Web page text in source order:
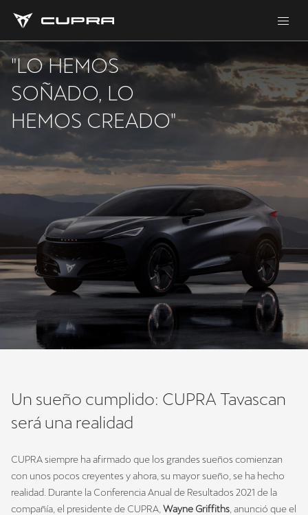
"LO HEMOS
SOÑADO, LO
HEMOS CREADO"
Un sueño cumplido: CUPRA Tavascan
será una realidad
CUPRA siempre ha afirmado que los grandes sueños comienzan
con unos pocos creyentes y ahora, su mayor sueño, se ha hecho
realidad. Durante la Conferencia Anual de Resultados 2021 de la
compañía, el presidente de CUPRA, Wayne Griffiths , anunció que el